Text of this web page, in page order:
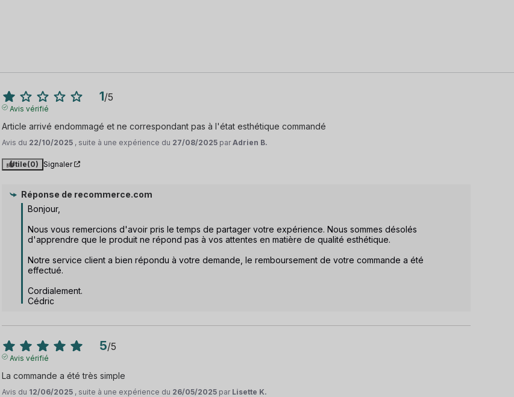
1/5
Avis vérifié
Article arrivé endommagé et ne correspondant pas à l'état esthétique commandé
Avis du 22/10/2025 , suite à une expérience du 27/08/2025 parAdrien B.
Utile(0) Signaler
Réponse de recommerce.com
Bonjour,
Nous vous remercions d'avoir pris le temps de partager votre expérience. Nous sommes désolés
d'apprendre que le produit ne répond pas à vos attentes en matière de qualité esthétique.
Notre service client a bien répondu à votre demande, le remboursement de votre commande a été
effectué.
Cordialement.
Cédric
5/5
Avis vérifié
La commande a été très simple
Avis du 12/06/2025 , suite à une expérience du 26/05/2025 par Lisette K.